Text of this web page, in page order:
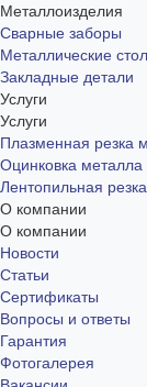
Металлоизделия
Сварные заборы
Металлические
Закладные детали
Услуги
Услуги
Плазменная резка
Оцинковка металла
Лентопильная резка
О компании
О компании
Новости
Статьи
Сертификаты
Вопросы и ответы
Гарантия
Фотогалерея